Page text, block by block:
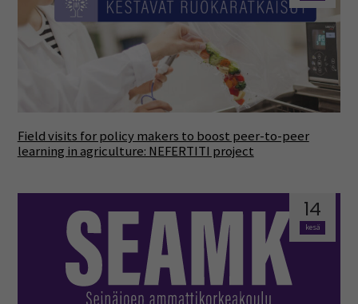
Field visits for policy makers to boost peer-to-peer
learning in agriculture: NEFERTITI project
14
kesä